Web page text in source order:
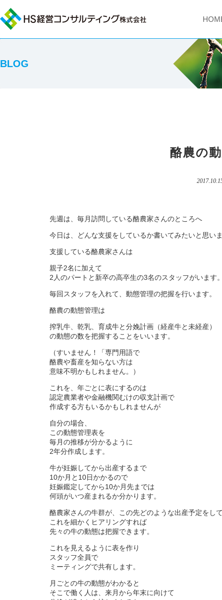
BLOG
酪農の
先週は、毎月訪問している酪農家さんのところへ
今日は、どんな支援をしているか書いてみたいと思い
支援している酪農家さんは
親子2名に加えて
2人のパートと新卒の高卒生の3名のスタッフがいます
毎回スタッフを入れて、動態管理の把握を行います。
酪農の動態管理は
搾乳牛、乾乳、育成牛と分娩計画（経産牛と未経産）
の動態の数を把握することをいいます。
（すいません！「専門用語で
酪農や畜産を知らない方は
意味不明かもしれません。）
これを、年ごとに表にするのは
認定農業者や金融機関むけの収支計画で
作成する方もいるかもしれませんが
自分の場合、
この動態管理表を
毎月の推移が分かるように
2年分作成します。
牛が妊娠してから出産するまで
10か月と10日かかるので
妊娠鑑定してから10か月先までは
何頭がいつ産まれるか分かります。
酪農家さんの牛群が、この先どのような出産予定をし
これを細かくヒアリングすれば
先々の牛の動態は把握できます。
これを見えるように表を作り
スタッフ全員で
ミーティングで共有します。
月ごとの牛の動態がわかると
そこで働く人は、来月から年末に向けて